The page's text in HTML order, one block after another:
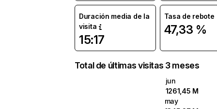
Duración media de la
visita
15:17
Tasa de rebote
47,33 %
Total de últimas visitas 3 meses
jun
1261,45 M
may